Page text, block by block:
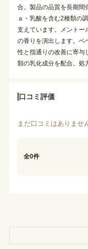
合。製品の品質を長期間
ａ・乳酸を含む2種類の
支えています。メントー
の香りを演出します。ベ
性と指通りの改善に寄与
類の乳化成分を配合。処
口コミ評価
まだ口コミはありませ
全0件